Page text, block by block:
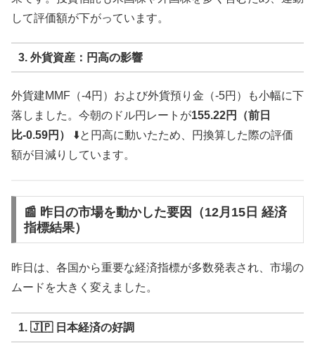
して評価額が下がっています。
3. 外貨資産：円高の影響
外貨建MMF（-4円）および外貨預り金（-5円）も小幅に下
落しました。今朝のドル円レートが155.22円（前日
比-0.59円）
⬇️と円高に動いたため、円換算した際の評価
額が目減りしています。
📰 昨日の市場を動かした要因（12月15日 経済
指標結果）
昨日は、各国から重要な経済指標が多数発表され、市場の
ムードを大きく変えました。
1. 🇯🇵 日本経済の好調